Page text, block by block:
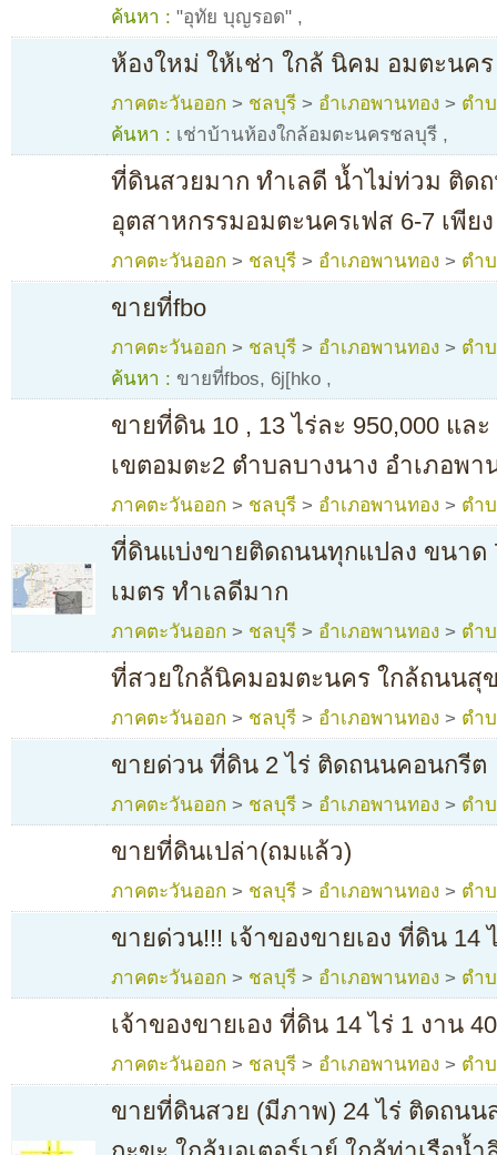
ค้นหา : "อุทัย บุญรอด" ,
ห้องใหม่ ให้เช่า ใกล้ นิคม อมตะนค
ภาคตะวันออก > ชลบุรี > อำเภอพานทอง > ตำ
ค้นหา : เช่าบ้านห้องใกล้อมตะนครชลบุรี ,
ที่ดินสวยมาก ทำเลดี น้ำไม่ท่วม ติด
อุตสาหกรรมอมตะนครเฟส 6-7 เพีย
ภาคตะวันออก > ชลบุรี > อำเภอพานทอง > ตำ
ขายที่fbo
ภาคตะวันออก > ชลบุรี > อำเภอพานทอง > ตำ
ค้นหา : ขายที่fbos, 6j[hko ,
ขายที่ดิน 10 , 13 ไร่ละ 950,000 และ
เขตอมตะ2 ตำบลบางนาง อำเภอพา
ภาคตะวันออก > ชลบุรี > อำเภอพานทอง > ตำ
ที่ดินแบ่งขายติดถนนทุกแปลง ขนาด
เมตร ทำเลดีมาก
ภาคตะวันออก > ชลบุรี > อำเภอพานทอง > ตำ
ที่สวยใกล้นิคมอมตะนคร ใกล้ถนนสุข
ภาคตะวันออก > ชลบุรี > อำเภอพานทอง > ตำ
ขายด่วน ที่ดิน 2 ไร่ ติดถนนคอนกรีต
ภาคตะวันออก > ชลบุรี > อำเภอพานทอง > ตำ
ขายที่ดินเปล่า(ถมแล้ว)
ภาคตะวันออก > ชลบุรี > อำเภอพานทอง > ตำ
ขายด่วน!!! เจ้าของขายเอง ที่ดิน 14
ภาคตะวันออก > ชลบุรี > อำเภอพานทอง > ตำ
เจ้าของขายเอง ที่ดิน 14 ไร่ 1 งาน
ภาคตะวันออก > ชลบุรี > อำเภอพานทอง > ตำ
ขายที่ดินสวย (มีภาพ) 24 ไร่ ติดถนน